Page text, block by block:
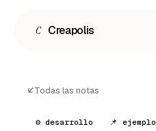
C Creapolis
Todas las notas
⚙️ desarrollo 📌